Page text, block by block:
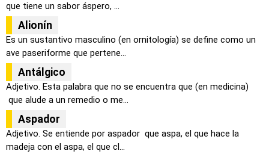
que tiene un sabor áspero, ...
Alionín
Es un sustantivo masculino (en ornitología) se define como un
ave paseriforme que pertene...
Antálgico
Adjetivo. Esta palabra que no se encuentra que (en medicina)
que alude a un remedio o me...
Aspador
Adjetivo. Se entiende por aspador que aspa, el que hace la
madeja con el aspa, el que cl...